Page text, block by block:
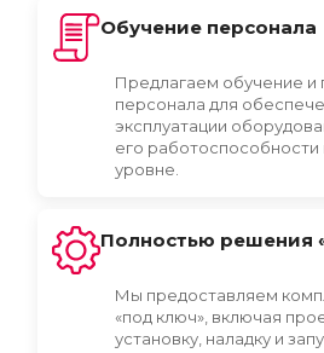
Обучение персонала
Предлагаем обучение и
персонала для
эксплуатации
его
уровне.
Полностью решения
Мы предоставляем
«под ключ», включая
установку, наладку и